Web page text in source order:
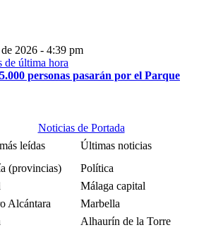
2026 - 4:39 pm
personas pasarán por el Parque
Noticias de Portada
leídas
Últimas noticias
(provincias)
Política
Málaga capital
Alcántara
Marbella
Alhaurín de la Torre